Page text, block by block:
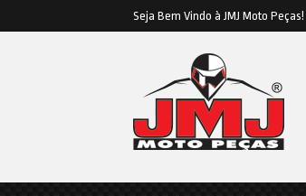
Seja Bem Vindo à JMJ Moto Peças!